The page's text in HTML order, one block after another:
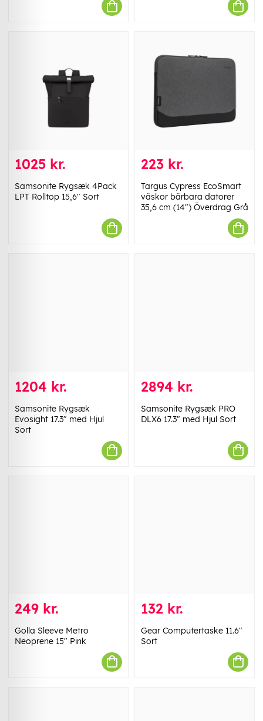
1025 kr.
Samsonite Rygsæk 4Pack
LPT Rolltop 15,6" Sort
223 kr.
Targus Cypress EcoSmart
väskor bärbara datorer
35,6 cm (14") Överdrag Grå
1204 kr.
Samsonite Rygsæk
Evosight 17.3" med Hjul
Sort
2894 kr.
Samsonite Rygsæk PRO
DLX6 17.3" med Hjul Sort
249 kr.
Golla Sleeve Metro
Neoprene 15" Pink
132 kr.
Gear Computertaske 11.6"
Sort